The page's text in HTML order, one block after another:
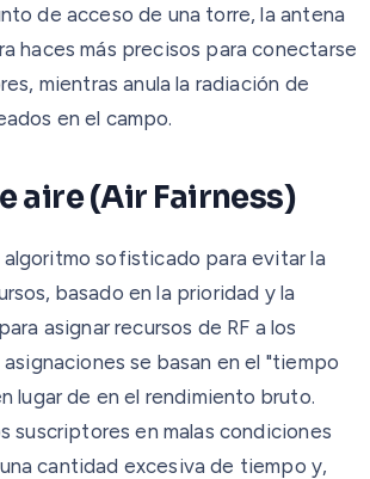
de acceso de una torre, la antena
haces más precisos para conectarse
mientras anula la radiación de
en el campo.
aire (Air Fairness)
algoritmo sofisticado para evitar la
basado en la prioridad y la
asignar recursos de RF a los
se basan en el "tiempo
lugar de en el rendimiento bruto.
suscriptores en malas condiciones
cantidad excesiva de tiempo y,